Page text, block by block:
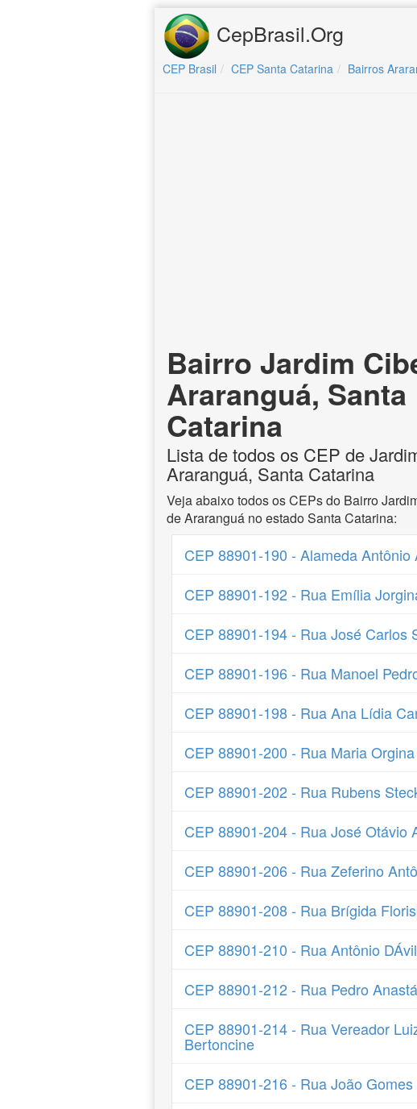
CepBrasil.Org
CEP Brasil CEP Santa Catarina Bairros
Bairro Jardim
Araranguá, Santa
Catarina
Lista de todos os CEP de
Araranguá, Santa Catarina
Veja abaixo todos os CEPs do Bairro
de Araranguá no estado Santa Catarina:
CEP 88901-190 - Alameda Antônio
CEP 88901-192 - Rua Emília
CEP 88901-194 - Rua José Carlos
CEP 88901-196 - Rua Manoel
CEP 88901-198 - Rua Ana Lídia
CEP 88901-200 - Rua Maria
CEP 88901-202 - Rua Rubens
CEP 88901-204 - Rua José Otávio
CEP 88901-206 - Rua Zeferino
CEP 88901-208 - Rua Brígida
CEP 88901-210 - Rua Antônio
CEP 88901-212 - Rua Pedro
CEP 88901-214 - Rua Vereador
Bertoncine
CEP 88901-216 - Rua João